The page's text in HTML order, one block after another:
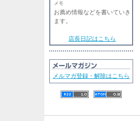
メモ
お薦め情報などを書いていき
ます。
店長日記はこちら
メルマガ登録・解除はこちら